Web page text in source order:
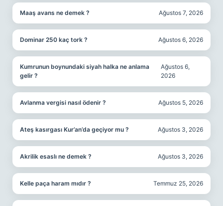
Maaş avans ne demek ? Ağustos 7, 2026
Dominar 250 kaç tork ? Ağustos 6, 2026
Kumrunun boynundaki siyah halka ne anlama
gelir ?
Ağustos 6,
2026
Avlanma vergisi nasıl ödenir ? Ağustos 5, 2026
Ateş kasırgası Kur’an’da geçiyor mu ? Ağustos 3, 2026
Akrilik esaslı ne demek ? Ağustos 3, 2026
Kelle paça haram mıdır ? Temmuz 25, 2026